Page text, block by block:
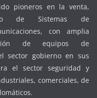
pioneros en la venta,
de Sistemas de
con amplia
de equipos de
sector gobierno en sus
el sector seguridad y
comerciales, de